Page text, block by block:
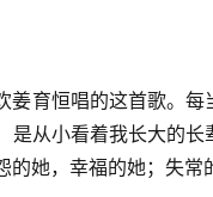
——电视
姜育恒唱的这首歌。
是从小看着我长大的
的她，幸福的她；失